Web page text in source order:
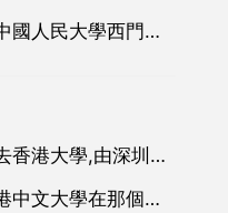
從北京站乘地鐵到中國人民大學西門怎麼走？從中國人民大學到北京
從深圳灣口岸怎麼去香港大學,由深圳灣口岸過關，請問怎樣坐車去香港大學，香港科技大學和香港中文大學最方便？請指明三間學校的路線
我從羅湖口岸去香港中文大學在那個站下